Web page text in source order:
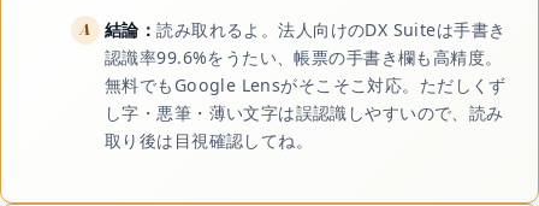
結論：読み取れるよ。法人向けのDX Suiteは手書き
認識率99.6%をうたい、帳票の手書き欄も高精度。
無料でもGoogle Lensがそこそこ対応。ただしくず
し字・悪筆・薄い文字は誤認識しやすいので、読み
取り後は目視確認してね。